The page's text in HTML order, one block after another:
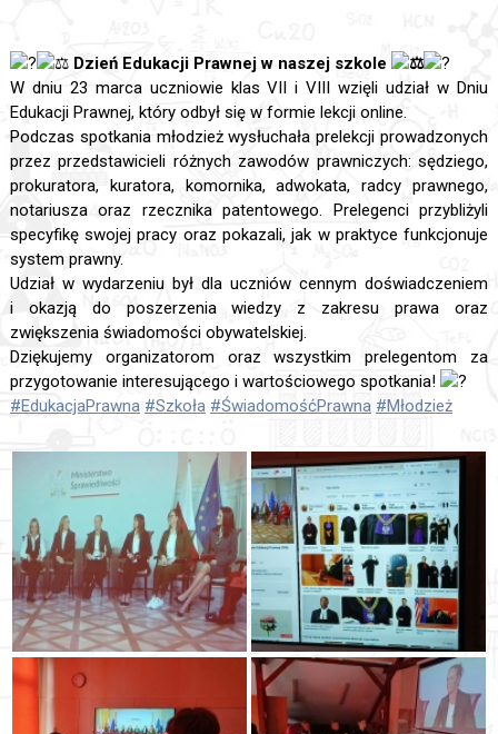
Dzień Edukacji Prawnej w naszej szkole
W dniu 23 marca uczniowie klas VII i VIII wzięli udział w Dniu
Edukacji Prawnej, który odbył się w formie lekcji online.
Podczas spotkania młodzież wysłuchała prelekcji prowadzonych
przez przedstawicieli różnych zawodów prawniczych: sędziego,
prokuratora, kuratora, komornika, adwokata, radcy prawnego,
notariusza oraz rzecznika patentowego. Prelegenci przybliżyli
specyfikę swojej pracy oraz pokazali, jak w praktyce funkcjonuje
system prawny.
Udział w wydarzeniu był dla uczniów cennym doświadczeniem
i okazją do poszerzenia wiedzy z zakresu prawa oraz
zwiększenia świadomości obywatelskiej.
Dziękujemy organizatorom oraz wszystkim prelegentom za
przygotowanie interesującego i wartościowego spotkania!
#EdukacjaPrawna #Szkoła #ŚwiadomośćPrawna #Młodzież